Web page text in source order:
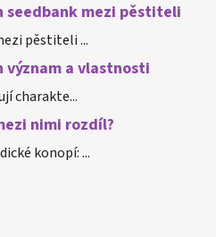
seedbank mezi pěstiteli
pěstiteli ...
význam a vlastnosti
charakte...
nimi rozdíl?
konopí: ...